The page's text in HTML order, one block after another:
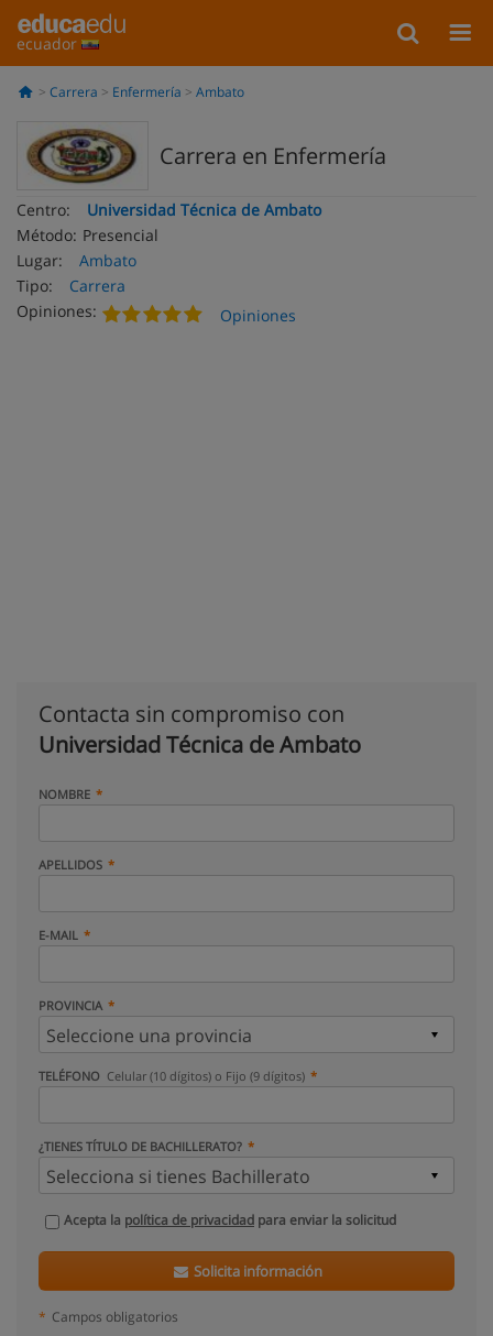
ecuador
Carrera Enfermería Ambato
Carrera en Enfermería
Centro:
Universidad Técnica de Ambato
Método: Presencial
Lugar:
Ambato
Tipo:
Carrera
Opiniones:
Opiniones
Contacta sin compromiso con
Universidad Técnica de Ambato
NOMBRE
APELLIDOS
E-MAIL
PROVINCIA
TELÉFONO Celular (10 dígitos) o Fijo (9 dígitos)
¿TIENES TÍTULO DE BACHILLERATO?
Acepta la política de privacidad para enviar la solicitud
Solicita información
* Campos obligatorios